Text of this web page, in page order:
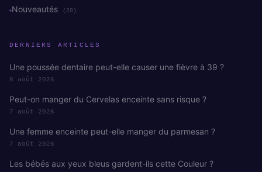
Nouveautés (29)
DERNIERS ARTICLES
Une poussée dentaire peut-elle causer une fièvre à 39 ?
8 août 2026
Peut-on manger du Cervelas enceinte sans risque ?
7 août 2026
Une femme enceinte peut-elle manger du parmesan ?
7 août 2026
Les bébés aux yeux bleus gardent-ils cette Couleur ?